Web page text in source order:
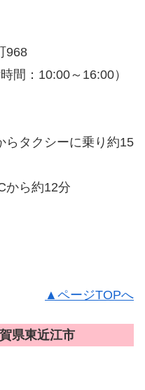
968
間：10:00～16:00）
らタクシーに乗り約15
から約12分
▲ページTOPへ
県東近江市